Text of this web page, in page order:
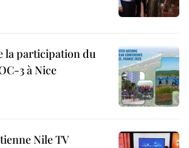
la participation du
3 à Nice
Nile TV